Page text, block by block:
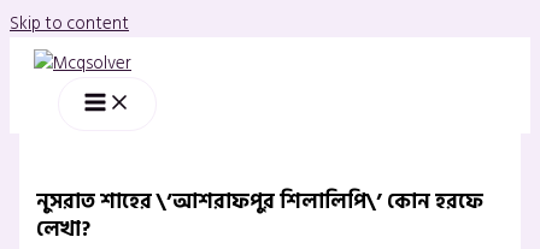
Skip to content
নুসরাত শাহের \’আশরাফপুর শিলালিপি\’ কোন হরফে
লেখা?